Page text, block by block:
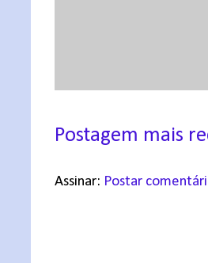
Postagem mais
Assinar: Postar